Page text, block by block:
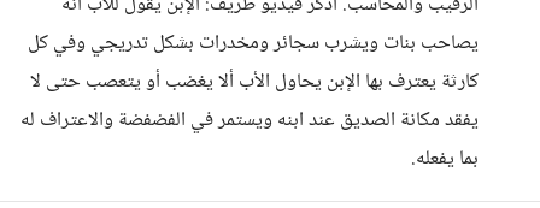
يصاحب بنات ويشرب سجائر ومخدرات بشكل تدريجي وفي كل
كارثة يعترف بها الإبن يحاول الأب ألا يغضب أو يتعصب حتى لا
يفقد مكانة الصديق عند ابنه ويستمر في الفضفضة والاعتراف له
بما يفعله.